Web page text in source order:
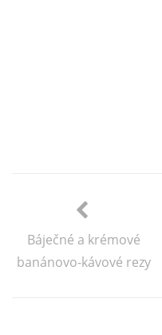
Báječné a krémové
banánovo-kávové rezy